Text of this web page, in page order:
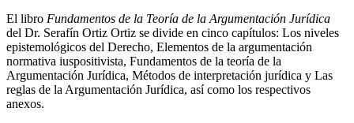
El libro Fundamentos de la Teoría de la Argumentación Jurídica
del Dr. Serafín Ortiz Ortiz se divide en cinco capítulos: Los niveles
epistemológicos del Derecho, Elementos de la argumentación
normativa iuspositivista, Fundamentos de la teoría de la
Argumentación Jurídica, Métodos de interpretación jurídica y Las
reglas de la Argumentación Jurídica, así como los respectivos
anexos.